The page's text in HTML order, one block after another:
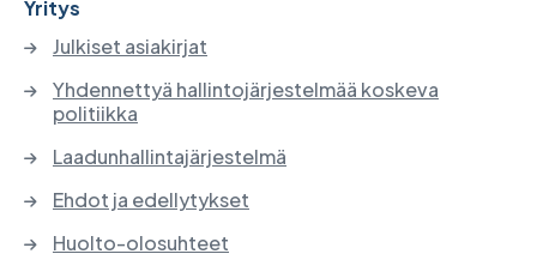
Yritys
Julkiset asiakirjat
Yhdennettyä hallintojärjestelmää koskeva
politiikka
Laadunhallintajärjestelmä
Ehdot ja edellytykset
Huolto-olosuhteet